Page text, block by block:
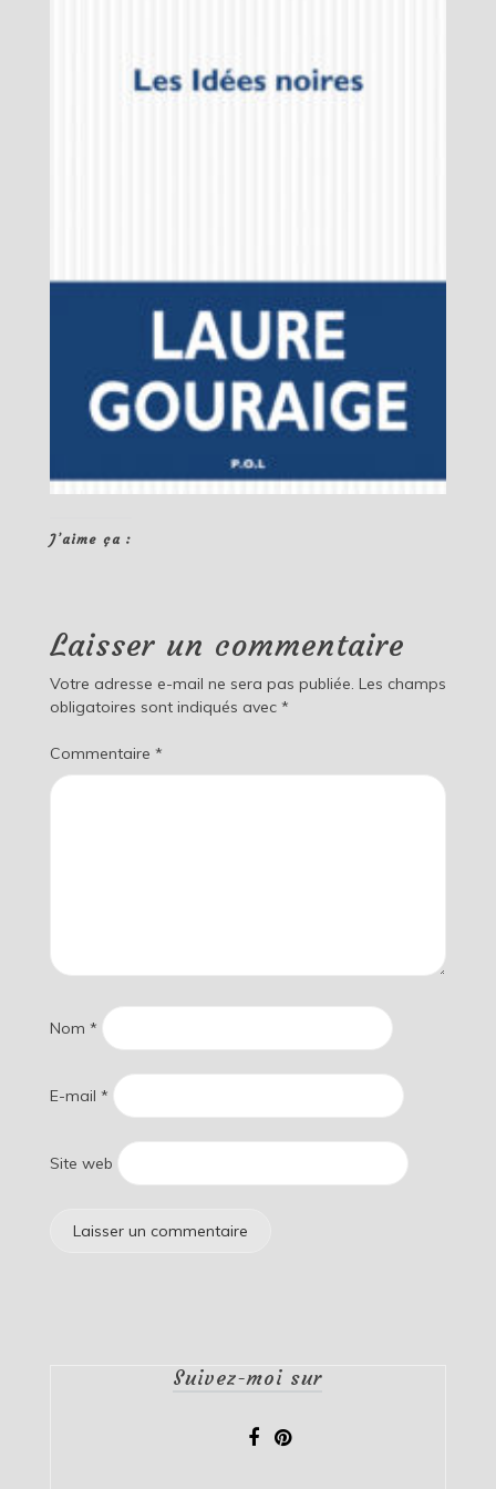
J’aime ça :
Laisser un commentaire
Votre adresse e-mail ne sera pas publiée. Les champs
obligatoires sont indiqués avec *
Commentaire *
Nom *
E-mail *
Site web
Suivez-moi sur